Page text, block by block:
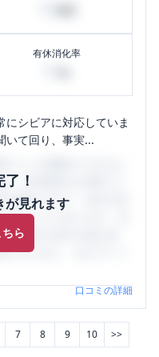
有休消化率
にシビアに対応していま
いて回り、事実...
！
が見れます
ら
、女性限定の企業口コ
働きやすさ・会社の評
たくさんあります。先
本当の会社の姿を知
るために、ぜひサイト
口コミの詳細
7 8 9 10 >>